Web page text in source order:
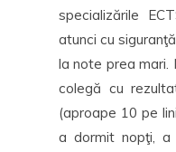
specializările
atunci cu
la note prea mari.
colegă cu
(aproape 10 pe
a dormit nopţi,